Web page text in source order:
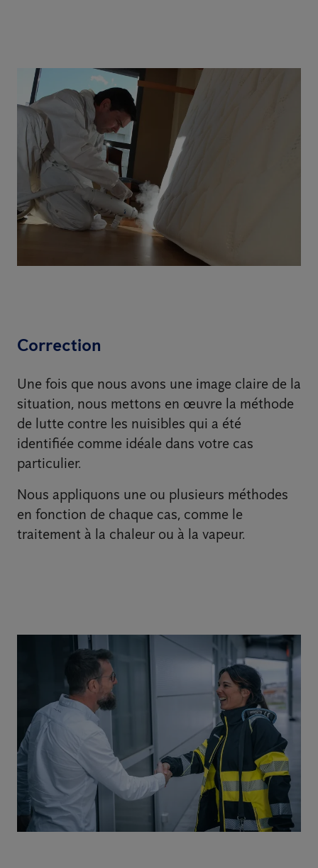
Correction
Une fois que nous avons une image claire de la
situation, nous mettons en œuvre la méthode
de lutte contre les nuisibles qui a été
identifiée comme idéale dans votre cas
particulier.
Nous appliquons une ou plusieurs méthodes
en fonction de chaque cas, comme le
traitement à la chaleur ou à la vapeur.